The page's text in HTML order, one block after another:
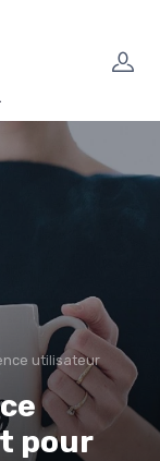
utilisateur
pour